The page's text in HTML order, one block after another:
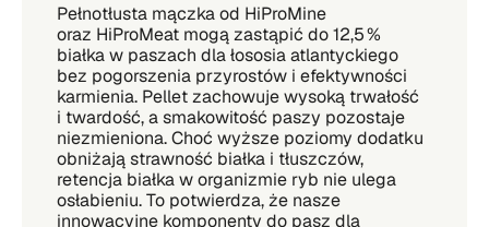
Pełnotłusta mączka od HiProMine
oraz HiProMeat mogą zastąpić do 12,5 %
białka w paszach dla łososia atlantyckiego
bez pogorszenia przyrostów i efektywności
karmienia. Pellet zachowuje wysoką trwałość
i twardość, a smakowitość paszy pozostaje
niezmieniona. Choć wyższe poziomy dodatku
obniżają strawność białka i tłuszczów,
retencja białka w organizmie ryb nie ulega
osłabieniu. To potwierdza, że nasze
innowacyjne komponenty do pasz dla